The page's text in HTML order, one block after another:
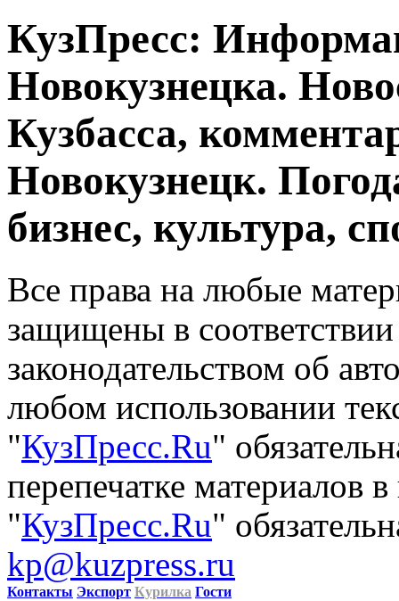
КузПресс:
Новокузнецка.
Кузбасса,
Новокузнецк.
бизнес, культура,
Все права на любые
защищены в
законодательством об
любом использовании
"КузПресс.Ru"
перепечатке материалов
"КузПресс.Ru"
kp@kuzpress.ru
Контакты Экспорт Курилка Гости